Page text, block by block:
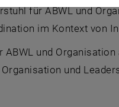
für ABWL und
im Kontext von
und
und